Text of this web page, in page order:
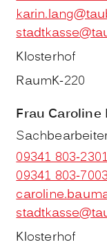
Klosterhof
RaumK-220
Frau Caroline
09341 803-
09341 803-
Klosterhof